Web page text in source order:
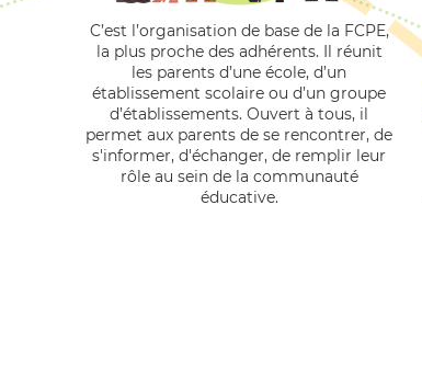
C’est l’organisation de base de la FCPE,
la plus proche des adhérents. Il réunit
les parents d’une école, d’un
établissement scolaire ou d’un groupe
d’établissements. Ouvert à tous, il
permet aux parents de se rencontrer, de
s'informer, d'échanger, de remplir leur
rôle au sein de la communauté
éducative.